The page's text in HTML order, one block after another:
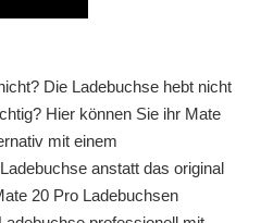
Die Ladebuchse hebt nicht
Hier können Sie ihr Mate
mit einem
anstatt das original
20 Pro Ladebuchsen